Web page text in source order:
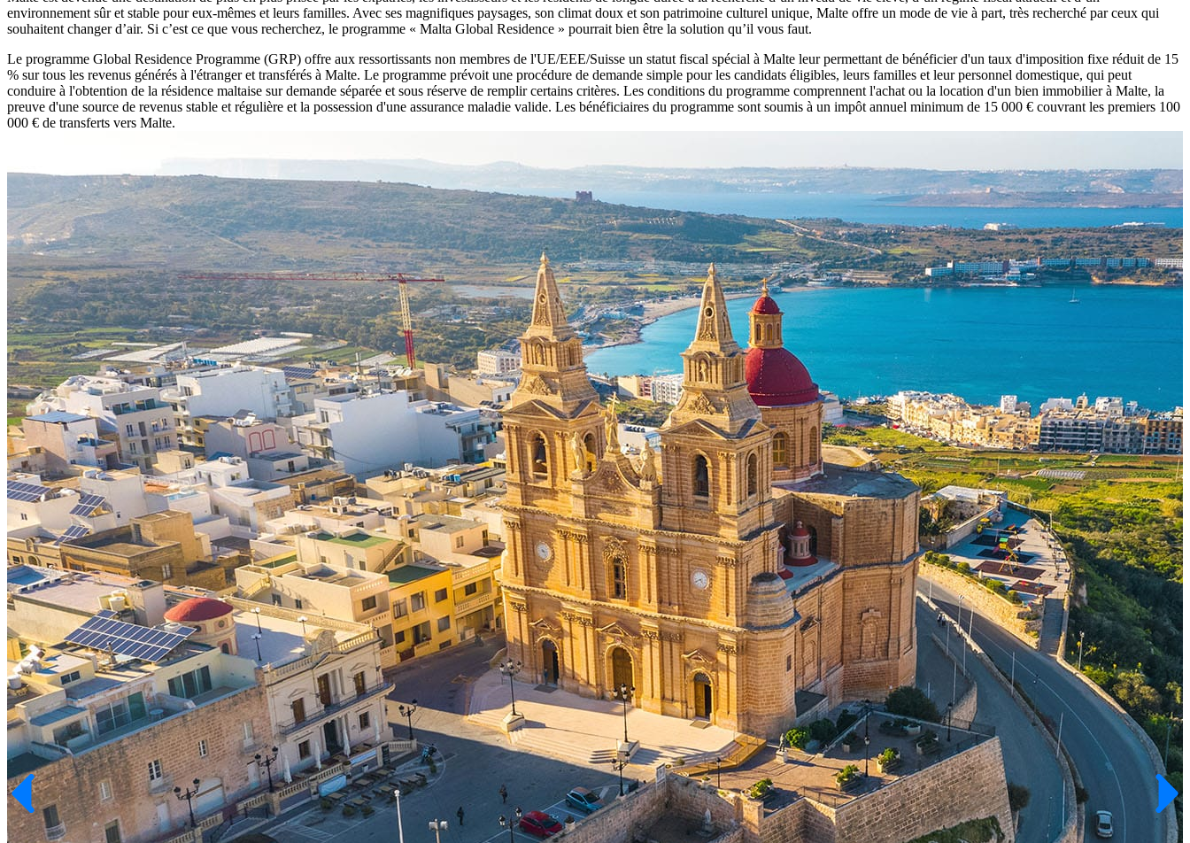
environnement sûr et stable pour eux-mêmes et leurs familles. Avec ses magnifiques paysages, son climat doux et son patrimoine culturel unique, Malte offre un mode de vie à part, très recherché par ceux qui
souhaitent changer d’air. Si c’est ce que vous recherchez, le programme « Malta Global Residence » pourrait bien être la solution qu’il vous faut.
Le programme Global Residence Programme (GRP) offre aux ressortissants non membres de l'UE/EEE/Suisse un statut fiscal spécial à Malte leur permettant de bénéficier d'un taux d'imposition fixe réduit de 15
% sur tous les revenus générés à l'étranger et transférés à Malte. Le programme prévoit une procédure de demande simple pour les candidats éligibles, leurs familles et leur personnel domestique, qui peut
conduire à l'obtention de la résidence maltaise sur demande séparée et sous réserve de remplir certains critères. Les conditions du programme comprennent l'achat ou la location d'un bien immobilier à Malte, la
preuve d'une source de revenus stable et régulière et la possession d'une assurance maladie valide. Les bénéficiaires du programme sont soumis à un impôt annuel minimum de 15 000 € couvrant les premiers 100
000 € de transferts vers Malte.